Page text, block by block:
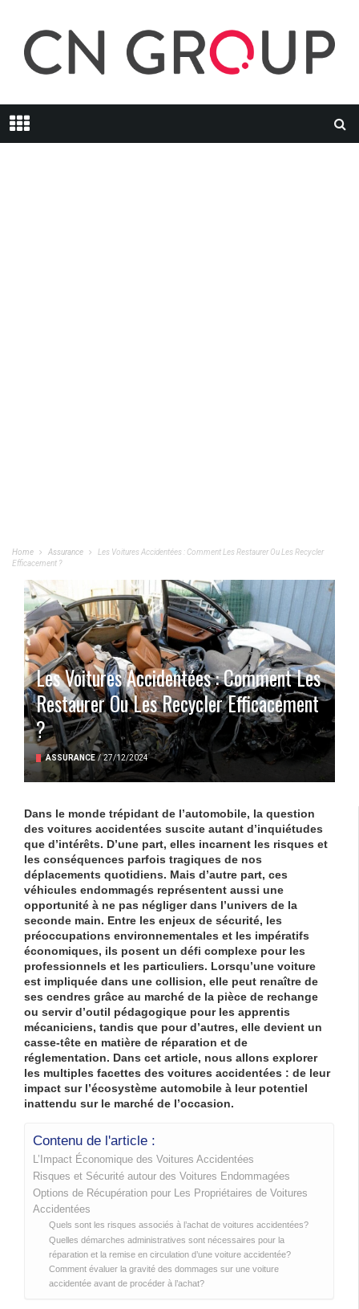
Home Assurance
Les Voitures Accidentées : Comment Les Restaurer Ou Les Recycler
Efficacement ?
Les Voitures Accidentées : Comment Les
Restaurer Ou Les Recycler Efficacement
?
ASSURANCE / 27/12/2024
Dans le monde trépidant de l’automobile, la question
des voitures accidentées suscite autant d’inquiétudes
que d’intérêts. D’une part, elles incarnent les risques et
les conséquences parfois tragiques de nos
déplacements quotidiens. Mais d’autre part, ces
véhicules endommagés représentent aussi une
opportunité à ne pas négliger dans l’univers de la
seconde main. Entre les enjeux de sécurité, les
préoccupations environnementales et les impératifs
économiques, ils posent un défi complexe pour les
professionnels et les particuliers. Lorsqu’une voiture
est impliquée dans une collision, elle peut renaître de
ses cendres grâce au marché de la pièce de rechange
ou servir d’outil pédagogique pour les apprentis
mécaniciens, tandis que pour d’autres, elle devient un
casse-tête en matière de réparation et de
réglementation. Dans cet article, nous allons explorer
les multiples facettes des voitures accidentées : de leur
impact sur l’écosystème automobile à leur potentiel
inattendu sur le marché de l’occasion.
Contenu de l'article :
L’Impact Économique des Voitures Accidentées
Risques et Sécurité autour des Voitures Endommagées
Options de Récupération pour Les Propriétaires de Voitures
Accidentées
Quels sont les risques associés à l’achat de voitures accidentées?
Quelles démarches administratives sont nécessaires pour la
réparation et la remise en circulation d’une voiture accidentée?
Comment évaluer la gravité des dommages sur une voiture
accidentée avant de procéder à l’achat?